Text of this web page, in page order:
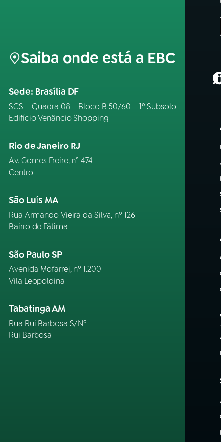
Saiba onde está a EBC
Sede: Brasília DF
SCS – Quadra 08 – Bloco B 50/60 – 1º Subsolo
Edifício Venâncio Shopping
Rio de Janeiro RJ
Av. Gomes Freire, n° 474
Centro
São Luís MA
Rua Armando Vieira da Silva, nº 126
Bairro de Fátima
São Paulo SP
Avenida Mofarrej, nº 1.200
Vila Leopoldina
Tabatinga AM
Rua Rui Barbosa S/Nº
Rui Barbosa